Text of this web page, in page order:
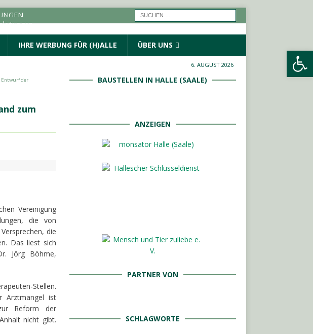
Werkzeugleiste öffnen
Anhalt
TOPMELDUNG
IHRE WERBUNG FÜR (H)ALLE ÜBER UNS
6. AUGUST 2026
Entwurf der
zum
Vereinigung
die von
die
Das liest sich
Jörg Böhme,
Stellen.
Arztmangel ist
Reform der
nicht gibt.
BAUSTELLEN IN HALLE (SAALE)
ANZEIGEN
PARTNER VON
SCHLAGWORTE